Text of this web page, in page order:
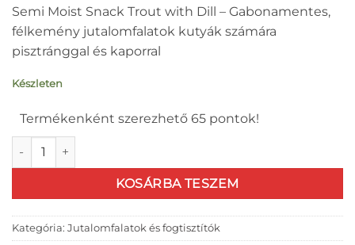
Semi Moist Snack Trout with Dill – Gabonamentes,
félkemény jutalomfalatok kutyák számára
pisztránggal és kaporral
Készleten
Termékenként szerezhető 65 pontok!
CarniLove Semi Moist Snack Trout with Dill - pisztránggal és
KOSÁRBA TESZEM
Kategória: Jutalomfalatok és fogtisztítók